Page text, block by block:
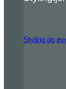
Styling og